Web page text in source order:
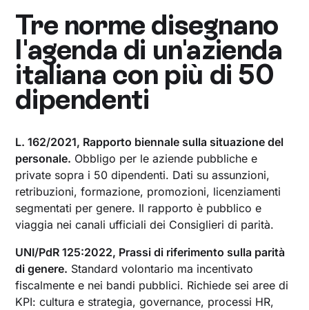
Tre norme disegnano
l'agenda di un'azienda
italiana con più di 50
dipendenti
L. 162/2021, Rapporto biennale sulla situazione del
personale. Obbligo per le aziende pubbliche e
private sopra i 50 dipendenti. Dati su assunzioni,
retribuzioni, formazione, promozioni, licenziamenti
segmentati per genere. Il rapporto è pubblico e
viaggia nei canali ufficiali dei Consiglieri di parità.
UNI/PdR 125:2022, Prassi di riferimento sulla parità
di genere. Standard volontario ma incentivato
fiscalmente e nei bandi pubblici. Richiede sei aree di
KPI: cultura e strategia, governance, processi HR,